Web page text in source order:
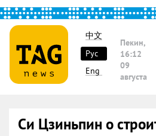
中文
Рус
Eng
Пекин,
16:12
09
августа
Си Цзиньпин о